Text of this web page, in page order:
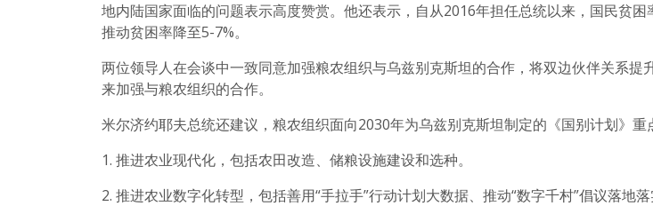
地内陆国家面临的问题表示高度赞赏。他还表示，自从2016年担任总统以来，国民贫
推动贫困率降至5-7%。
两位领导人在会谈中一致同意加强粮农组织与乌兹别克斯坦的合作，将双边伙伴关系
来加强与粮农组织的合作。
米尔济约耶夫总统还建议，粮农组织面向2030年为乌兹别克斯坦制定的《国别计划》重
1. 推进农业现代化，包括农田改造、储粮设施建设和选种。
2. 推进农业数字化转型，包括善用“手拉手”行动计划大数据、推动“数字千村”倡议落地落